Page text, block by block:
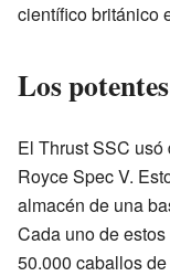
científico británico
Los
El Thrust SSC
Royce Spec V.
almacén de una
Cada uno de
50.000 caballos